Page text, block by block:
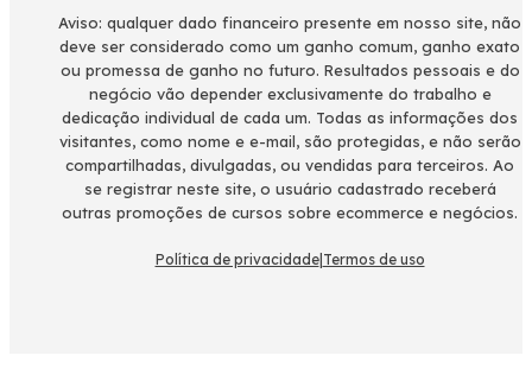
Aviso: qualquer dado financeiro presente em nosso site, não
deve ser considerado como um ganho comum, ganho exato
ou promessa de ganho no futuro. Resultados pessoais e do
negócio vão depender exclusivamente do trabalho e
dedicação individual de cada um. Todas as informações dos
visitantes, como nome e e-mail, são protegidas, e não serão
compartilhadas, divulgadas, ou vendidas para terceiros. Ao
se registrar neste site, o usuário cadastrado receberá
outras promoções de cursos sobre ecommerce e negócios.
Política de privacidade| Termos de uso